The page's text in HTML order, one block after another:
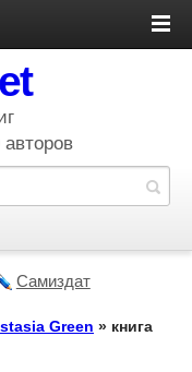
авторов
Самиздат
Green » книга